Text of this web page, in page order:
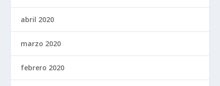
abril 2020
marzo 2020
febrero 2020